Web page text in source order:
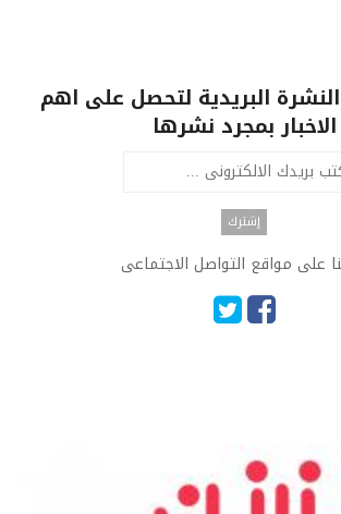
البريدية لتحصل على اهم
الاخبار بمجرد نشرها
على مواقع التواصل الاجتماعى